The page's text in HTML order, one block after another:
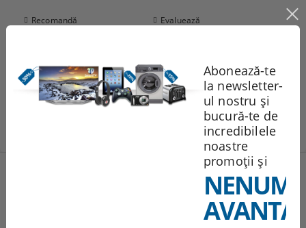
Recomandă Evaluează
Comentarii
Abonează-te
la newsletter-
ul nostru și
bucură-te de
incredibilele
noastre
promoții și